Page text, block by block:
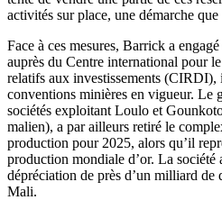
activités sur place, une démarche que
Face à ces mesures, Barrick a
auprès du Centre international pour
relatifs aux investissements
conventions minières en vigueur. Le
sociétés exploitant Loulo et
malien), a par ailleurs retiré le
production pour 2025, alors qu’il
production mondiale d’or. La société
dépréciation de près d’un milliard de
Mali.